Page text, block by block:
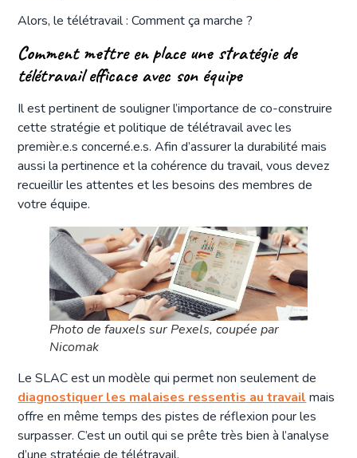
Alors, le télétravail : Comment ça marche ?
Comment mettre en place une stratégie de
télétravail efficace avec son équipe
Il est pertinent de souligner l’importance de co-construire
cette stratégie et politique de télétravail avec les
premièr.e.s concerné.e.s. Afin d’assurer la durabilité mais
aussi la pertinence et la cohérence du travail, vous devez
recueillir les attentes et les besoins des membres de
votre équipe.
Photo de fauxels sur Pexels, coupée par
Nicomak
Le SLAC est un modèle qui permet non seulement de
diagnostiquer les malaises ressentis au travail mais
offre en même temps des pistes de réflexion pour les
surpasser. C’est un outil qui se prête très bien à l’analyse